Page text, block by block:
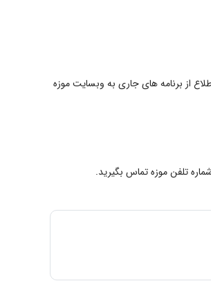
از برنامه های جاری به وبسایت موزه
تلفن موزه تماس بگیرید.